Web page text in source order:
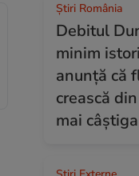
Știri România
Debitul
minim
anunță că
crească
mai